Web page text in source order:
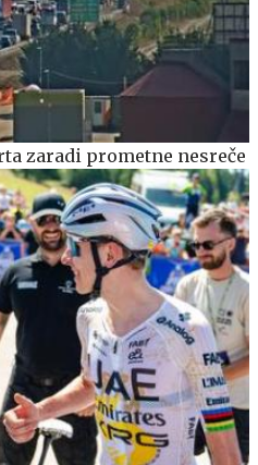
zaradi prometne nesreče